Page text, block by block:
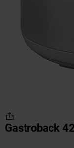
Gastroback